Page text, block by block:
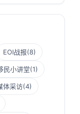
EOI战报(8)
民小讲堂(1)
体采访(4)